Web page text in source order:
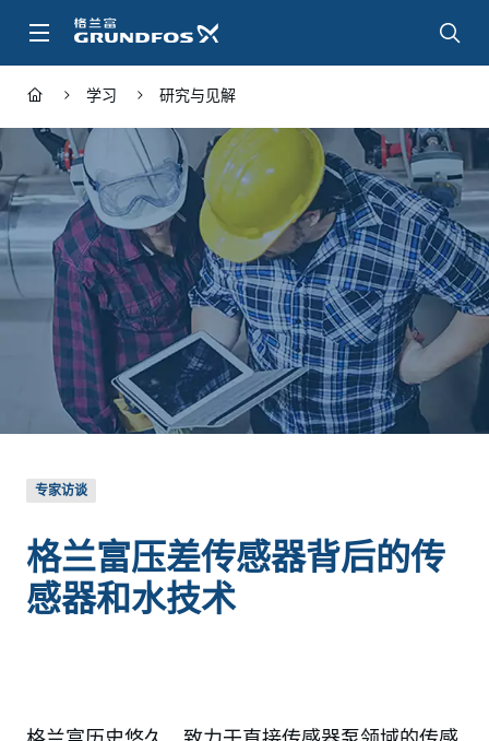
内
容
学习 研究与见解
专家访谈
格兰富压差传感器背后的传
感器和水技术